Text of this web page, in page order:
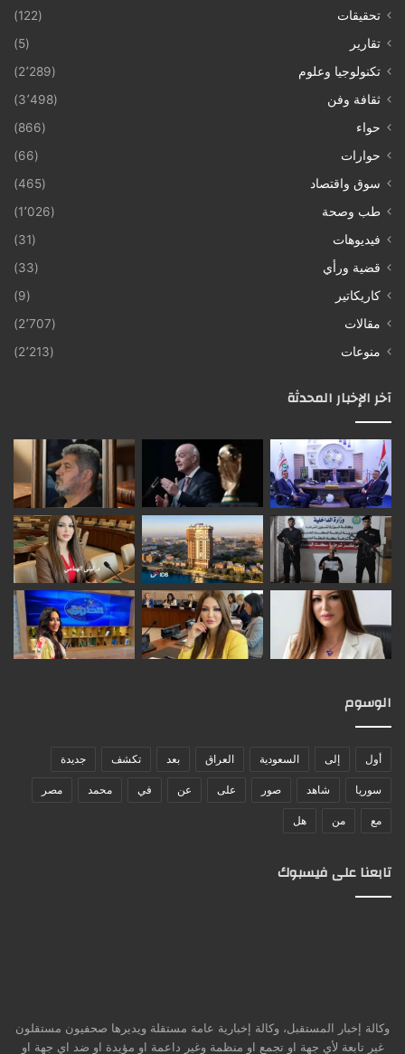
تحقيقات
(122)
تقارير
(5)
تكنولوجيا وعلوم
(2٬289)
ثقافة وفن
(3٬498)
حواء
(866)
حوارات
(66)
سوق واقتصاد
(465)
طب وصحة
(1٬026)
فيديوهات
(31)
قضية ورأي
(33)
كاريكاتير
(9)
مقالات
(2٬707)
منوعات
(2٬213)
آخر الإخبار المحدثة
الوسوم
أول إلى السعودية العراق بعد تكشف جديدة
سوريا شاهد صور على عن في محمد مصر
مع من هل
تابعنا على فيسبوك
وكالة إخبار المستقبل، وكالة إخبارية عامة مستقلة ويديرها صحفيون مستقلون
غير تابعة لأي جهة او تجمع او منظمة وغير داعمة او مؤيدة او ضد اي جهة او